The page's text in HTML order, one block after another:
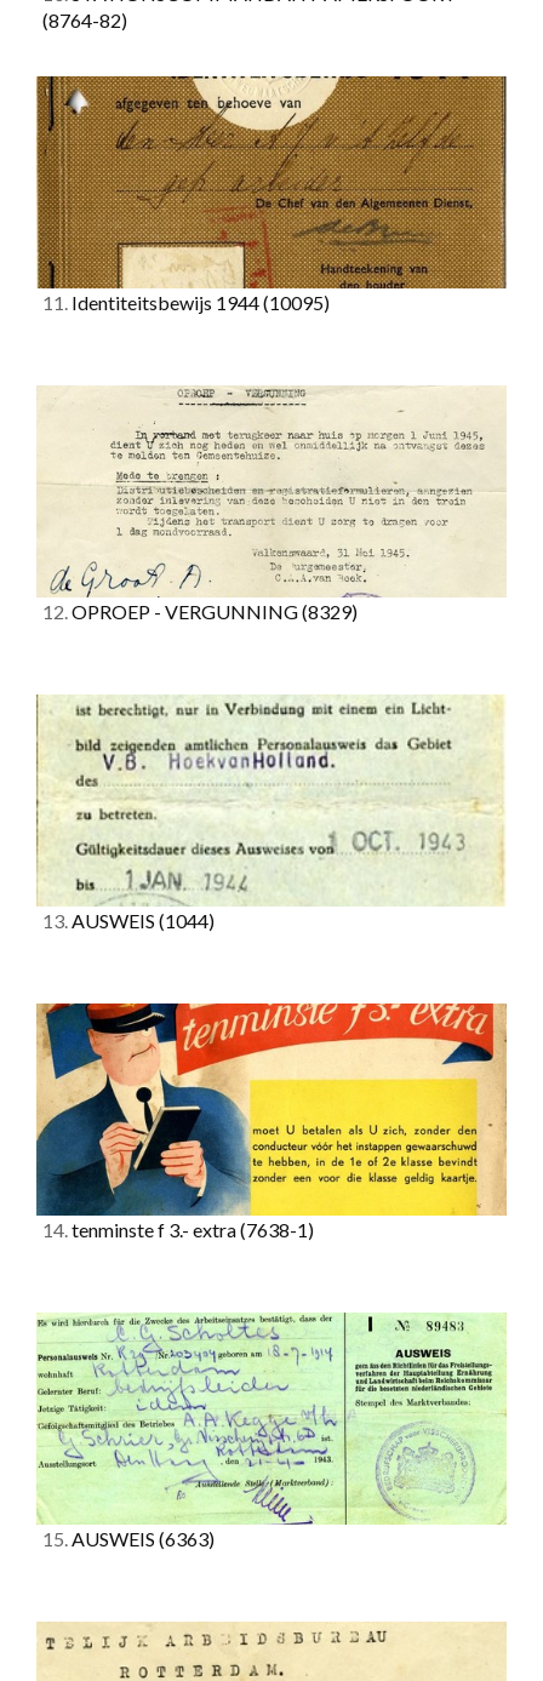
(8764-82)
11. Identiteitsbewijs 1944(10095)
12.OPROEP - VERGUNNING(8329)
13.AUSWEIS (1044)
14.tenminste f 3.- extra(7638-1)
15.AUSWEIS (6363)